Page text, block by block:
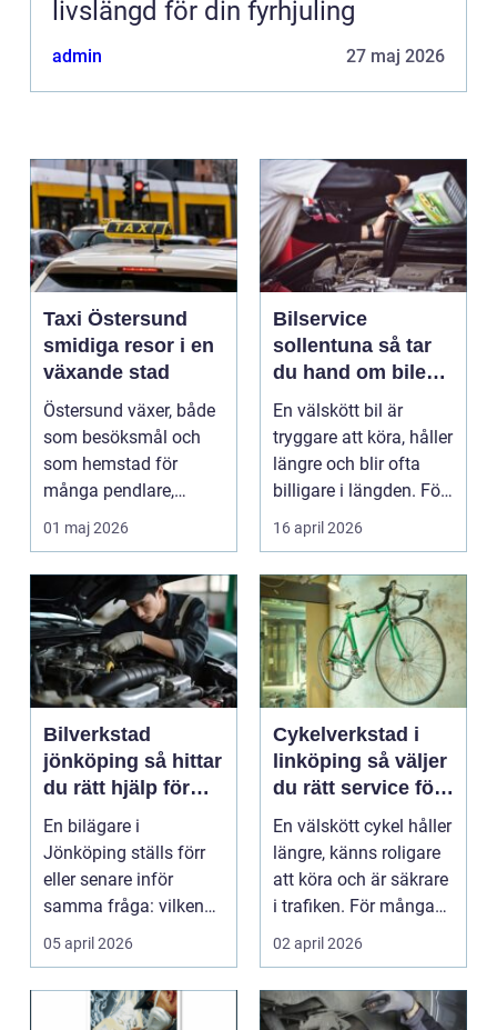
livslängd för din fyrhjuling
admin 27 maj 2026
Taxi Östersund
smidiga resor i en
växande stad
Östersund växer, både
som besöksmål och
som hemstad för
många pendlare,
studenter och
företagare. En...
01 maj 2026
Bilservice
sollentuna så tar
du hand om bilen
på ett smart sätt
En välskött bil är
tryggare att köra, håller
längre och blir ofta
billigare i längden. För
många bil...
16 april 2026
Bilverkstad
jönköping så hittar
du rätt hjälp för
bilen
En bilägare i
Jönköping ställs förr
eller senare inför
samma fråga: vilken
verkstad tar bäst hand
om...
05 april 2026
Cykelverkstad i
linköping så väljer
du rätt service för
din cykel
En välskött cykel håller
längre, känns roligare
att köra och är säkrare
i trafiken. För många
som cy...
02 april 2026